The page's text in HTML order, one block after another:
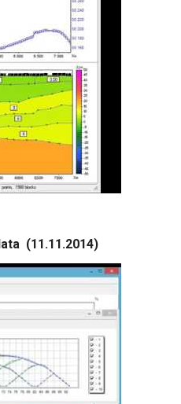
(11.11.2014)